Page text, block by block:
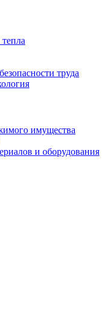
труда
имущества
и оборудования